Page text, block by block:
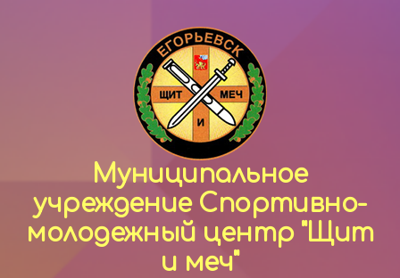
Муниципальное
учреждение Спортивно-
молодежный центр "Щит
и меч"